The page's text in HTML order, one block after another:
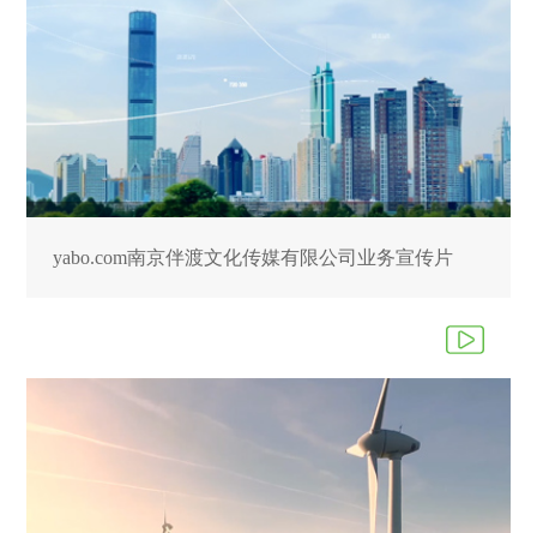
yabo.com南京伴渡文化传媒有限公司业务宣传片